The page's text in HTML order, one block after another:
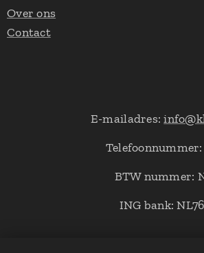
Over ons
Contact
E-mailadres:
Telefoonnummer:
BTW nummer:
ING bank: